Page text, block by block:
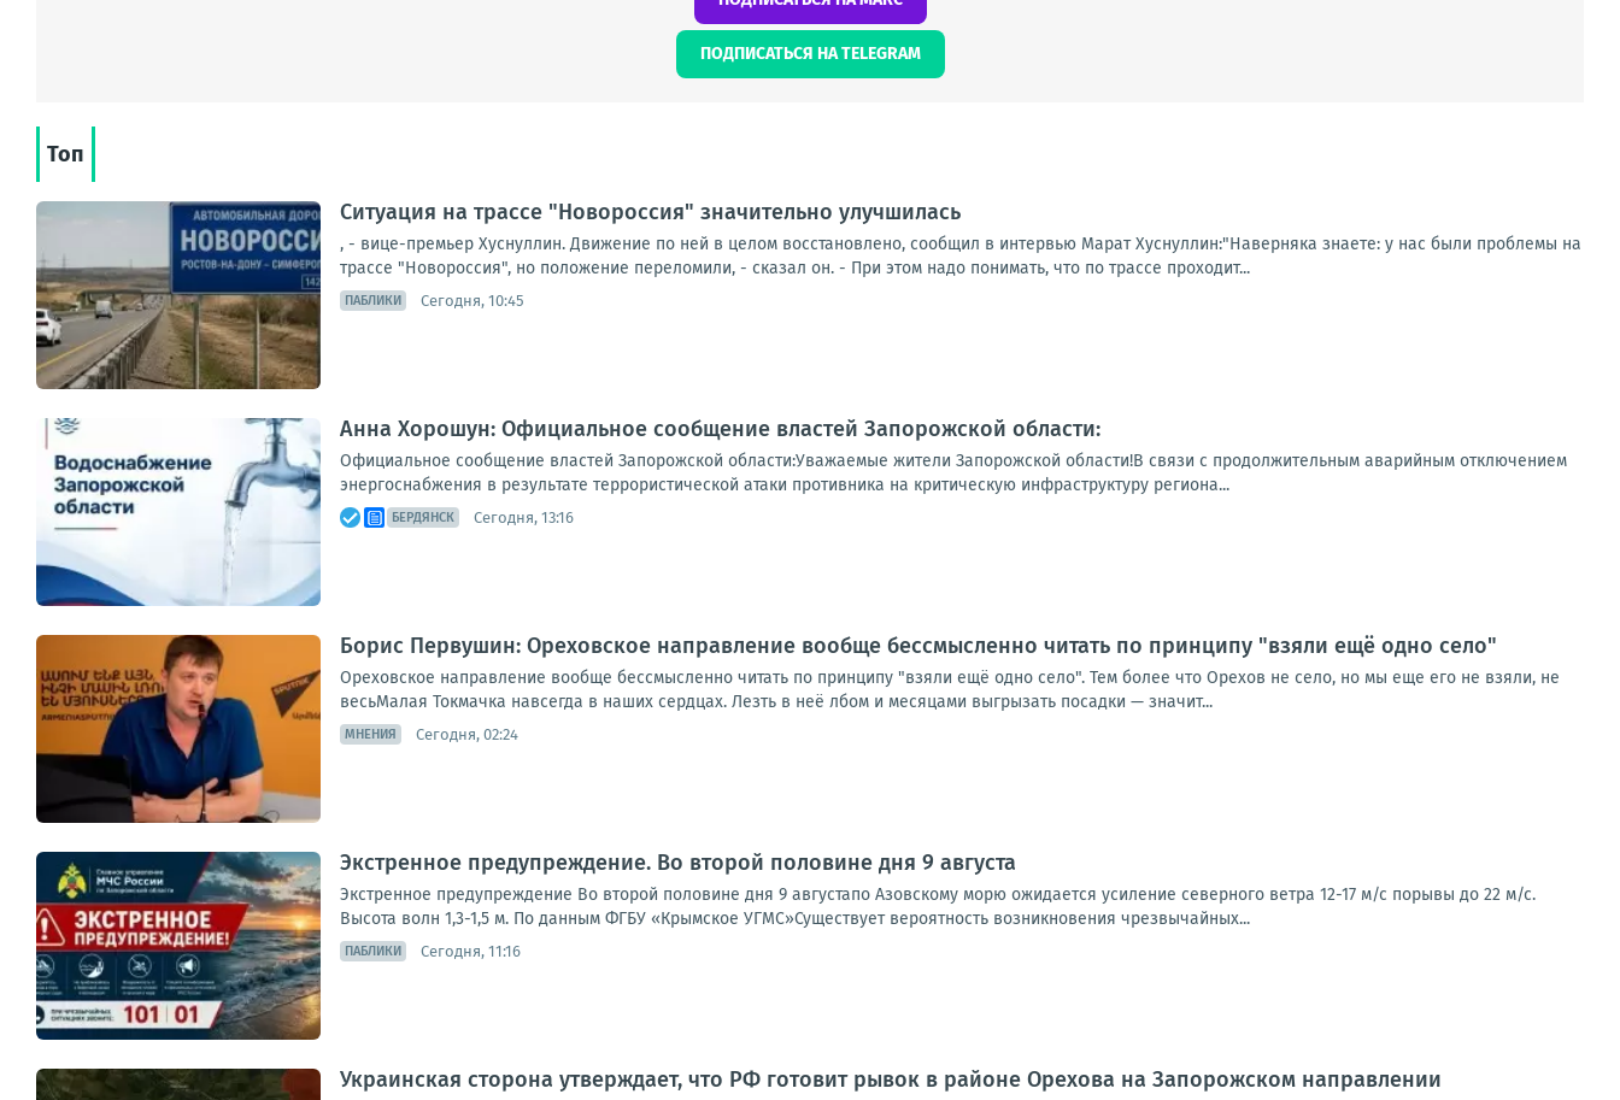
ПОДПИСАТЬСЯ НА TELEGRAM
Топ
Ситуация на трассе "Новороссия" значительно улучшилась
, - вице-премьер Хуснуллин. Движение по ней в целом восстановлено, сообщил в интервью Марат Хуснуллин:"Наверняка знаете: у нас были проблемы на
трассе "Новороссия", но положение переломили, - сказал он. - При этом надо понимать, что по трассе проходит...
ПАБЛИКИ Сегодня, 10:45
Анна Хорошун: Официальное сообщение властей Запорожской области:
Официальное сообщение властей Запорожской области:Уважаемые жители Запорожской области!В связи с продолжительным аварийным отключением
энергоснабжения в результате террористической атаки противника на критическую инфраструктуру региона...
БЕРДЯНСК Сегодня, 13:16
Борис Первушин: Ореховское направление вообще бессмысленно читать по принципу "взяли ещё одно село"
Ореховское направление вообще бессмысленно читать по принципу "взяли ещё одно село". Тем более что Орехов не село, но мы еще его не взяли, не
весьМалая Токмачка навсегда в наших сердцах. Лезть в неё лбом и месяцами выгрызать посадки — значит...
МНЕНИЯ Сегодня, 02:24
Экстренное предупреждение. Во второй половине дня 9 августа
Экстренное предупреждение Во второй половине дня 9 августапо Азовскому морю ожидается усиление северного ветра 12-17 м/с порывы до 22 м/с.
Высота волн 1,3-1,5 м. По данным ФГБУ «Крымское УГМС»Существует вероятность возникновения чрезвычайных...
ПАБЛИКИ Сегодня, 11:16
Украинская сторона утверждает, что РФ готовит рывок в районе Орехова на Запорожском направлении